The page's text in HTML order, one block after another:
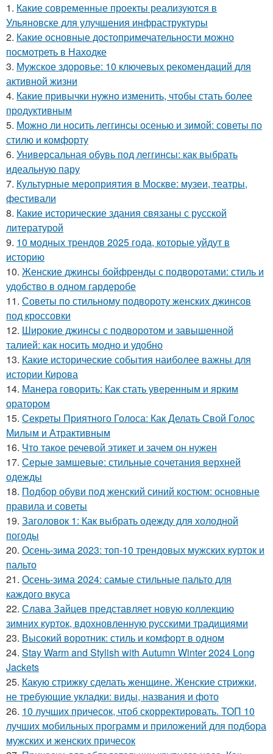
1. Какие современные проекты реализуются в
Ульяновске для улучшения инфраструктуры
2. Какие основные достопримечательности можно
посмотреть в Находке
3. Мужское здоровье: 10 ключевых рекомендаций для
активной жизни
4. Какие привычки нужно изменить, чтобы стать более
продуктивным
5. Можно ли носить леггинсы осенью и зимой: советы по
стилю и комфорту
6. Универсальная обувь под леггинсы: как выбрать
идеальную пару
7. Культурные мероприятия в Москве: музеи, театры,
фестивали
8. Какие исторические здания связаны с русской
литературой
9. 10 модных трендов 2025 года, которые уйдут в
историю
10. Женские джинсы бойфренды с подворотами: стиль и
удобство в одном гардеробе
11. Советы по стильному подвороту женских джинсов
под кроссовки
12. Широкие джинсы с подворотом и завышенной
талией: как носить модно и удобно
13. Какие исторические события наиболее важны для
истории Кирова
14. Манера говорить: Как стать уверенным и ярким
оратором
15. Секреты Приятного Голоса: Как Делать Свой Голос
Милым и Атрактивным
16. Что такое речевой этикет и зачем он нужен
17. Серые замшевые: стильные сочетания верхней
одежды
18. Подбор обуви под женский синий костюм: основные
правила и советы
19. Заголовок 1: Как выбрать одежду для холодной
погоды
20. Осень-зима 2023: топ-10 трендовых мужских курток и
пальто
21. Осень-зима 2024: самые стильные пальто для
каждого вкуса
22. Слава Зайцев представляет новую коллекцию
зимних курток, вдохновленную русскими традициями
23. Высокий воротник: стиль и комфорт в одном
24. Stay Warm and Stylish with Autumn Winter 2024 Long
Jackets
25. Какую стрижку сделать женщине. Женские стрижки,
не требующие укладки: виды, названия и фото
26. 10 лучших причесок, чтоб скорректировать. ТОП 10
лучших мобильных программ и приложений для подбора
мужских и женских причесок